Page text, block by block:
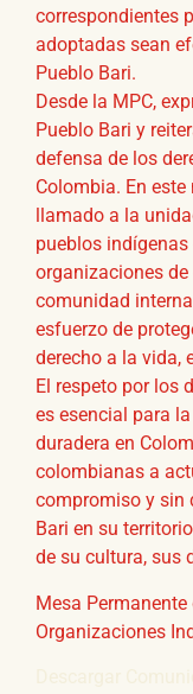
correspondientes
adoptadas sean
Pueblo Bari.
Desde la MPC,
Pueblo Bari y
defensa de los
Colombia. En
llamado a la
pueblos
organizaciones
comunidad
esfuerzo de
derecho a la vida,
El respeto por los
es esencial para
duradera en
colombianas a
compromiso y sin
Bari en su
de su cultura, sus
Mesa
Organizaciones